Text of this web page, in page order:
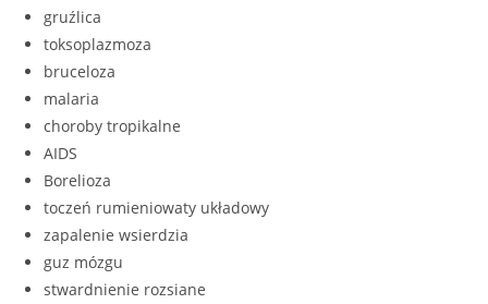
gruźlica
toksoplazmoza
bruceloza
malaria
choroby tropikalne
AIDS
Borelioza
toczeń rumieniowaty układowy
zapalenie wsierdzia
guz mózgu
stwardnienie rozsiane